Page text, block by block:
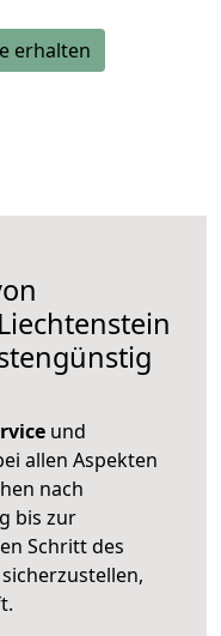
erhalten
und
allen Aspekten
nach
bis zur
Schritt des